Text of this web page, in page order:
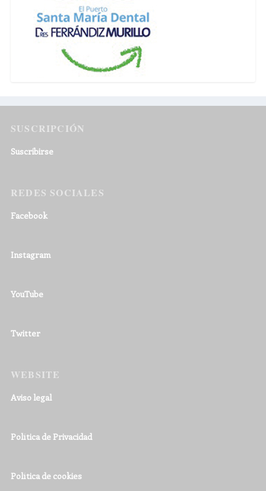
SUSCRIPCIÓN
Suscribirse
REDES SOCIALES
Facebook
Instagram
YouTube
Twitter
WEBSITE
Aviso legal
Política de Privacidad
Política de cookies